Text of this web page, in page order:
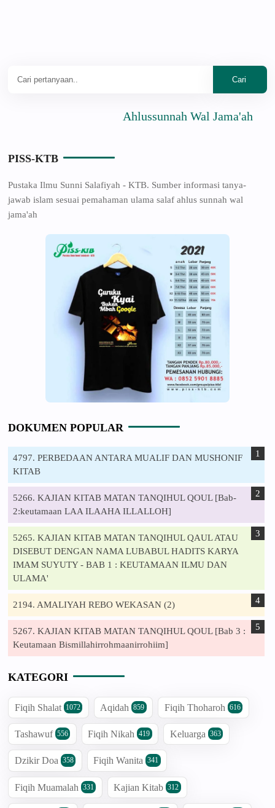
Ahlussunnah Wal Jama'ah
PISS-KTB
Pustaka Ilmu Sunni Salafiyah - KTB. Sumber informasi tanya-
jawab islam sesuai pemahaman ulama salaf ahlus sunnah wal
jama'ah
DOKUMEN POPULAR
4797. PERBEDAAN ANTARA MUALIF DAN MUSHONIF
KITAB
5266. KAJIAN KITAB MATAN TANQIHUL QOUL [Bab-
2:keutamaan LAA ILAAHA ILLALLOH]
5265. KAJIAN KITAB MATAN TANQIHUL QAUL ATAU
DISEBUT DENGAN NAMA LUBABUL HADITS KARYA
IMAM SUYUTY - BAB 1 : KEUTAMAAN ILMU DAN
ULAMA'
2194. AMALIYAH REBO WEKASAN (2)
5267. KAJIAN KITAB MATAN TANQIHUL QOUL [Bab 3 :
Keutamaan Bismillahirrohmaanirrohiim]
KATEGORI
Fiqih Shalat 1072 Aqidah 859 Fiqih Thoharoh 616
Tashawuf 556 Fiqih Nikah 419 Keluarga 363
Dzikir Doa 358 Fiqih Wanita 341
Fiqih Muamalah 331 Kajian Kitab 312